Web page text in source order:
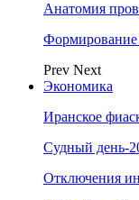
Анатомия
Формирование
Prev Next
Экономика
Иранское
Судный день-
Отключения